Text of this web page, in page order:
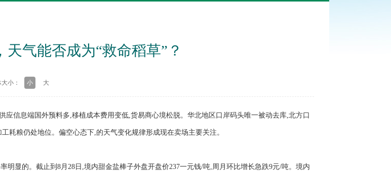
天气能否成为“救命稻草”？
小： 小 大
信息端国外预料多,移植成本费用变低,货易商心境松脱。华北地区口岸码头唯一被动去库,北方口
耗粮仍处地位。偏空心态下,的天气变化规律形成现在卖场主要关注。
明显的。截止到8月28日,境内甜金盐棒子外盘开盘价237一元钱/吨,周月环比增长急跌9元/吨。境内